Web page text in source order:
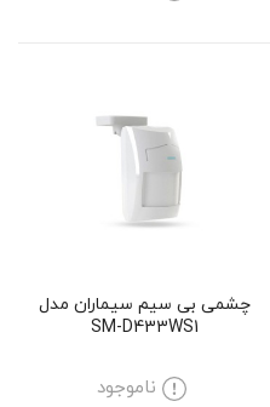
چشمی بی سیم سیماران مدل
SM-D433WS1
ناموجود